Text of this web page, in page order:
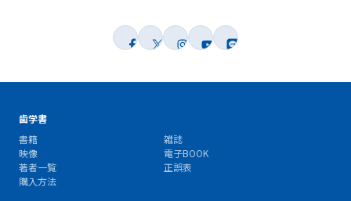
歯学書
書籍
雑誌
映像
電子BOOK
著者一覧
正誤表
購入方法